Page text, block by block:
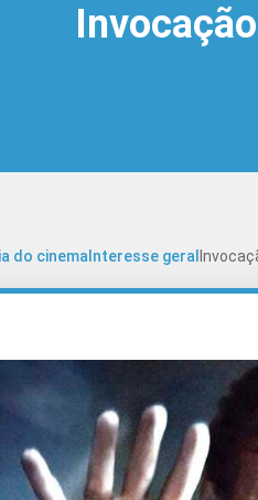
do cinema Interesse geral